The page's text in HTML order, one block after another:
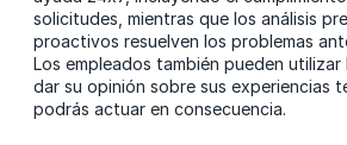
solicitudes, mientras que los análisis
proactivos resuelven los problemas
Los empleados también pueden
dar su opinión sobre sus experiencias
podrás actuar en consecuencia.